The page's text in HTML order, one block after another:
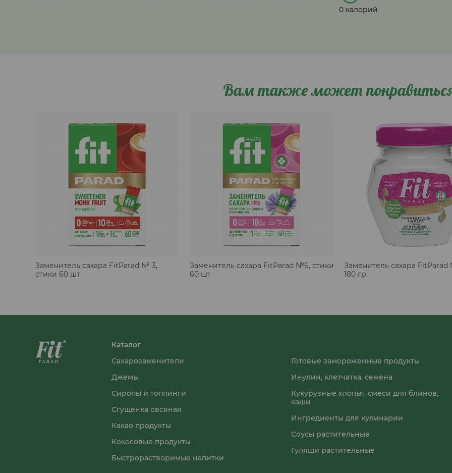
0 калорий
Вам также может
Заменитель сахара FitParad № 3,
стики 60 шт
Заменитель сахара FitParad №6, стики
60 шт
Заменитель сахара FitParad
180 гр.
Каталог
Сахарозаменители
Джемы
Сиропы и топпинги
Сгущенка овсяная
Какао продукты
Кокосовые продукты
Быстрорастворимые напитки
Готовые замороженные продукты
Инулин, клетчатка, семена
Кукурузные хлопья, смеси для блинов,
каши
Ингредиенты для кулинарии
Соусы растительные
Гуляши растительные